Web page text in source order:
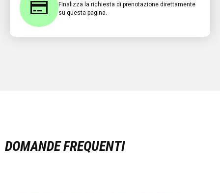
Finalizza la richiesta di prenotazione direttamente
su questa pagina.
DOMANDE FREQUENTI